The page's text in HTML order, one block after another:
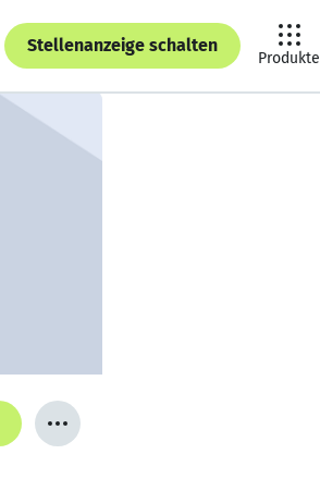
Stellenanzeige schalten
Produkte